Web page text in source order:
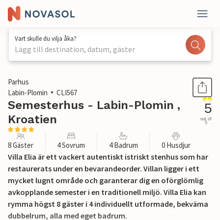
Vart skulle du vilja åka?
Lägg till destination, datum, gäster
1 / 58
Parhus
Labin-Plomin
CLI567
Semesterhus - Labin-Plomin ,
Kroatien
5
out of
5
8 Gäster 4 Sovrum 4 Badrum 0 Husdjur
Villa Elia är ett vackert autentiskt istriskt stenhus som har
restaurerats under en bevarandeorder. Villan ligger i ett
mycket lugnt område och garanterar dig en oförglömlig
avkopplande semester i en traditionell miljö. Villa Elia kan
rymma högst 8 gäster i 4 individuellt utformade, bekväma
dubbelrum, alla med eget badrum.